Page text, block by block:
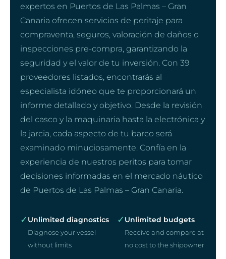
expertos en Puertos de Las Palmas – Gran
Canaria ofrecen servicios de peritaje para
compraventa, seguros, valoración de daños o
inspecciones pre-compra, garantizando la
seguridad y el valor de tu inversión. Con 39
proveedores listados, encontrarás al
especialista idóneo que te proporcionará un
informe detallado y objetivo. Desde la revisión
del casco y la maquinaria hasta la electrónica y
la jarcia, cada aspecto de tu barco será
examinado minuciosamente. Confía en la
experiencia de nuestros peritos para tomar
decisiones informadas en el mercado náutico
de Puertos de Las Palmas – Gran Canaria.
✓ Unlimited diagnostics
Diagnose your vessel
without limits
✓ Unlimited budgets
Receive and compare at
no cost to the shipowner